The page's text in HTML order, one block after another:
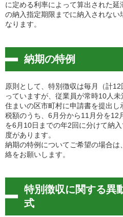
に定める利率によって算出された
の納入指定期限までに納入されな
なります。
納期の特例
原則として、特別徴収は毎月（計
っていますが、従業員が常時10人
住まいの区市町村に申請書を提出
税額のうち、6月分から11月分を12
を6月10日までの年2回に分けて納
度があります。
納期の特例についてご希望の場合
絡をお願いします。
特別徴収に関する異
式